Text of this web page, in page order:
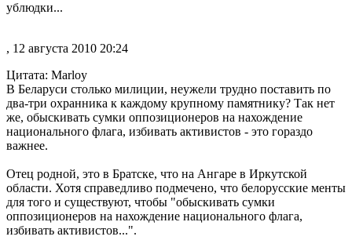
ублюдки...
, 12 августа 2010 20:24
Цитата: Marloy
В Беларуси столько милиции, неужели трудно поставить по
два-три охранника к каждому крупному памятнику? Так нет
же, обыскивать сумки оппозиционеров на нахождение
национального флага, избивать активистов - это гораздо
важнее.
Отец родной, это в Братске, что на Ангаре в Иркутской
области. Хотя справедливо подмечено, что белорусские менты
для того и существуют, чтобы "обыскивать сумки
оппозиционеров на нахождение национального флага,
избивать активистов...".